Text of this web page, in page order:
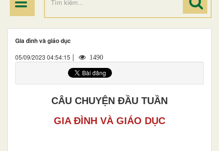
Gia đình và giáo dục
05/09/2023 04:54:15 | 1490
CÂU CHUYỆN ĐẦU TUẦN
GIA ĐÌNH VÀ GIÁO DỤC